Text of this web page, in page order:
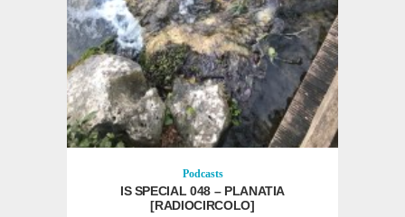
Podcasts
IS SPECIAL 048 – PLANATIA
[RADIOCIRCOLO]